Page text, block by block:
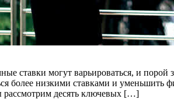
ставки могут варьироваться, и
более низкими ставками и уменьшить
десять ключевых […]